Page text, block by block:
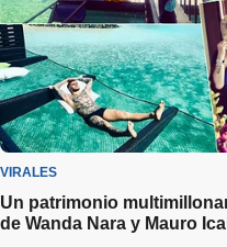
VIRALES
Un patrimonio
de Wanda Nara y Mauro